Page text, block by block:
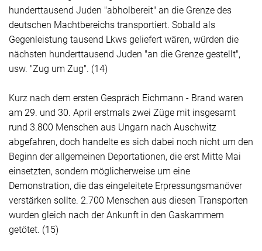
hunderttausend Juden "abholbereit" an die Grenze des
deutschen Machtbereichs transportiert. Sobald als
Gegenleistung tausend Lkws geliefert wären, würden die
nächsten hunderttausend Juden "an die Grenze gestellt",
usw. "Zug um Zug". (14)
Kurz nach dem ersten Gespräch Eichmann - Brand waren
am 29. und 30. April erstmals zwei Züge mit insgesamt
rund 3.800 Menschen aus Ungarn nach Auschwitz
abgefahren, doch handelte es sich dabei noch nicht um den
Beginn der allgemeinen Deportationen, die erst Mitte Mai
einsetzten, sondern möglicherweise um eine
Demonstration, die das eingeleitete Erpressungsmanöver
verstärken sollte. 2.700 Menschen aus diesen Transporten
wurden gleich nach der Ankunft in den Gaskammern
getötet. (15)